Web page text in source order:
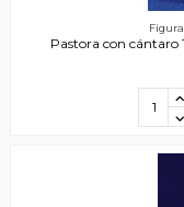
Pastora con cántaro